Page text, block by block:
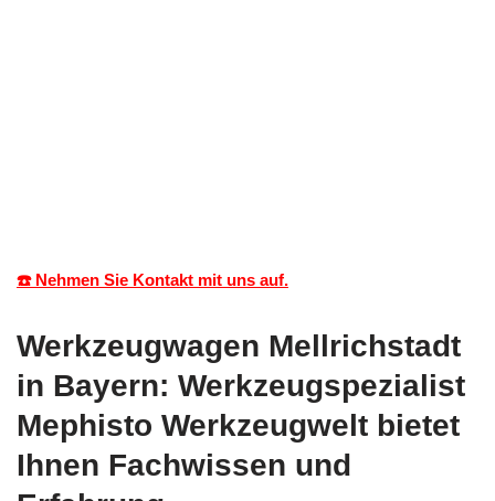
☎️ Nehmen Sie Kontakt mit uns auf.
Werkzeugwagen Mellrichstadt
in Bayern: Werkzeugspezialist
Mephisto Werkzeugwelt bietet
Ihnen Fachwissen und